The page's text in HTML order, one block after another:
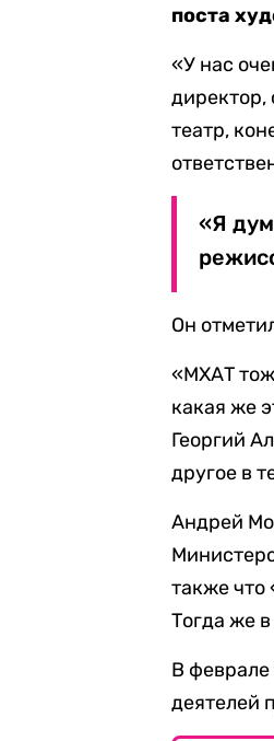
поста
«У нас
директор,
театр,
«Я
Он
«МХАТ
какая же
Георгий
другое в
Андрей
также что
Тогда же
В феврале
деятелей